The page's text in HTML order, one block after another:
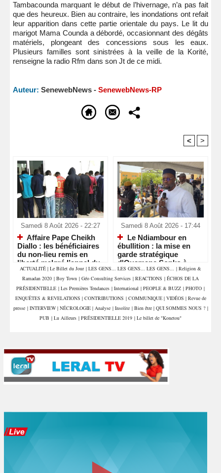
Tambacounda marquant le début de l’hivernage, n’a pas fait
que des heureux. Bien au contraire, les inondations ont refait
leur apparition dans cette partie orientale du pays. Le lit du
marigot Mama Counda a débordé, occasionnant des dégâts
matériels, plongeant des concessions sous les eaux.
Plusieurs familles sont sinistrées à la veille de la Korité,
renseigne la radio Rfm dans son Jt de ce midi.
Auteur: SenewebNews - SenewebNews-RP
< >
Samedi 8 Août 2026 - 22:27
Affaire Pape Cheikh
Diallo : les bénéficiaires
du non-lieu remis en
liberté malgré l’appel du
parquet
Samedi 8 Août 2026 - 17:44
Le Ndiambour en
ébullition : la mise en
garde stratégique
d'Ousmane Sonko à
Louga
ACTUALITÉ | Le Billet du Jour | LES GENS... LES GENS... LES GENS... | Religion &
Ramadan 2020 | Boy Town | Géo Consulting Services | REACTIONS | ÉCHOS DE LA
PRÉSIDENTIELLE | Les Premières Tendances | International | PEOPLE & BUZZ | PHOTO |
ENQUÊTES & REVELATIONS | CONTRIBUTIONS | COMMUNIQUE | VIDÉOS | Revue de
presse | INTERVIEW | NÉCROLOGIE | Analyse | Insolite | Bien être | QUI SOMMES NOUS ? |
PUB | Lu Ailleurs | PRÉSIDENTIELLE 2019 | Le billet de "Konetou"